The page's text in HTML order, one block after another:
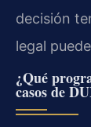
decisión
legal
¿Qué
casos de